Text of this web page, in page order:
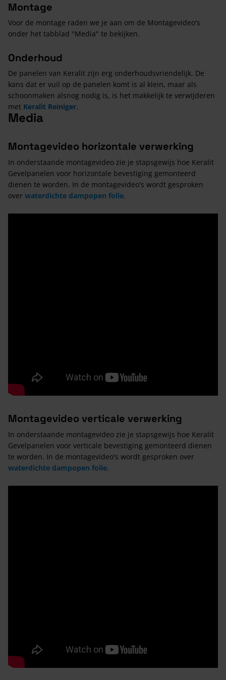
Montage
Voor de montage raden we je aan om de Montagevideo's
onder het tabblad "Media" te bekijken.
Onderhoud
De panelen van Keralit zijn erg onderhoudsvriendelijk. De
kans dat er vuil op de panelen komt is al klein, maar als
schoonmaken alsnog nodig is, is het makkelijk te verwijderen
met Keralit Reiniger.
Media
Montagevideo horizontale verwerking
In onderstaande montagevideo zie je stapsgewijs hoe Keralit
Gevelpanelen voor horizontale bevestiging gemonteerd
dienen te worden. In de montagevideo's wordt gesproken
over waterdichte dampopen folie.
Montagevideo verticale verwerking
In onderstaande montagevideo zie je stapsgewijs hoe Keralit
Gevelpanelen voor verticale bevestiging gemonteerd dienen
te worden. In de montagevideo's wordt gesproken over
waterdichte dampopen folie.